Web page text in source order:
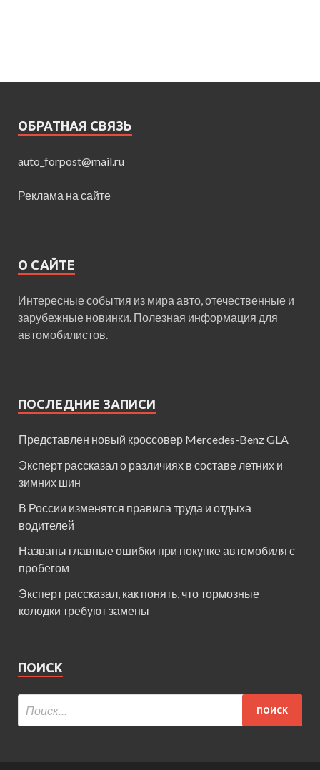
ОБРАТНАЯ СВЯЗЬ
auto_forpost@mail.ru
Реклама на сайте
О САЙТЕ
Интересные события из мира авто, отечественные и
зарубежные новинки. Полезная информация для
автомобилистов.
ПОСЛЕДНИЕ ЗАПИСИ
Представлен новый кроссовер Mercedes-Benz GLA
Эксперт рассказал о различиях в составе летних и
зимних шин
В России изменятся правила труда и отдыха
водителей
Названы главные ошибки при покупке автомобиля с
пробегом
Эксперт рассказал, как понять, что тормозные
колодки требуют замены
ПОИСК